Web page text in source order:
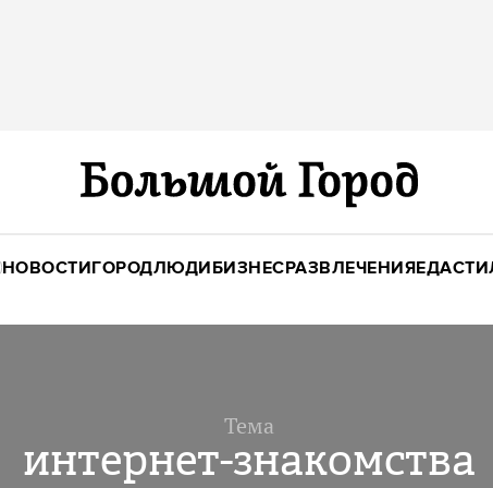
НОВОСТИГОРОДЛЮДИБИЗНЕСРАЗВЛЕЧЕНИЯЕДА
Тема
интернет-знакомства